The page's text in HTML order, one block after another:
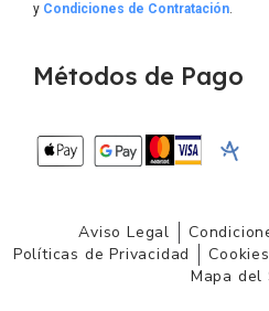
y Condiciones de Contratación.
Métodos de Pago
Aviso Legal
Políticas de Privacidad
Cookies
Mapa del